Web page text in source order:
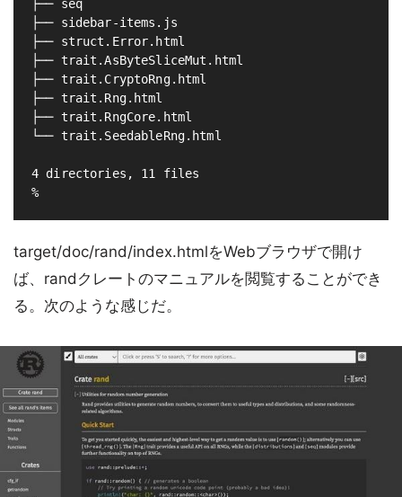
├── seq
├── sidebar-items.js
├── struct.Error.html
├── trait.AsByteSliceMut.html
├── trait.CryptoRng.html
├── trait.Rng.html
├── trait.RngCore.html
└── trait.SeedableRng.html
4 directories, 11 files
target/doc/rand/index.htmlをWebブラウザで開け
ば、randクレートのマニュアルを閲覧することができ
る。次のような感じだ。